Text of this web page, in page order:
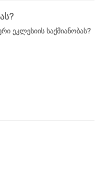
ეკლესიის საქმიანობას?